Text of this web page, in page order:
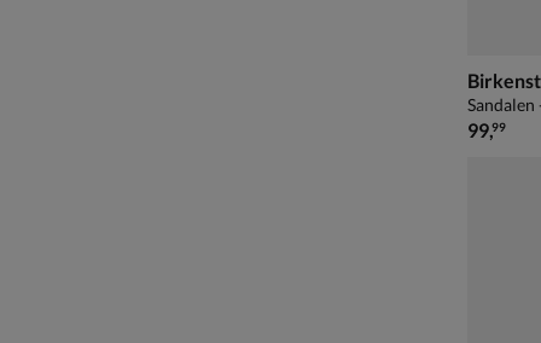
€ 99,99
99,99